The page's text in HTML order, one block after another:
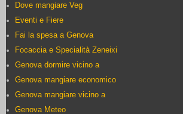
Dove mangiare Veg
Eventi e Fiere
Fai la spesa a Genova
Focaccia e Specialità Zeneixi
Genova dormire vicino a
Genova mangiare economico
Genova mangiare vicino a
Genova Meteo